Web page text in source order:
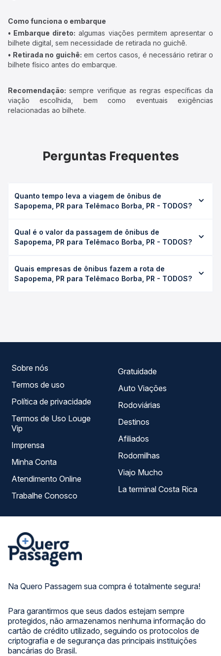
Como funciona o embarque
• Embarque direto: algumas viações permitem apresentar o
bilhete digital, sem necessidade de retirada no guichê.
• Retirada no guichê: em certos casos, é necessário retirar o
bilhete físico antes do embarque.
Recomendação: sempre verifique as regras específicas da
viação escolhida, bem como eventuais exigências
relacionadas ao bilhete.
Perguntas Frequentes
Quanto tempo leva a viagem de ônibus de
Sapopema, PR para Telêmaco Borba, PR - TODOS?
Borba, PR - TODOS leva em média 1h 25min, podendo
variar conforme a viação, o tipo de serviço (convencional,
duração exata de cada opção na data desejada.
Qual é o valor da passagem de ônibus de
Sapopema, PR para Telêmaco Borba, PR - TODOS?
Telêmaco Borba, PR - TODOS custa em média R$ 35,40 e
varia conforme a data da viagem, a empresa, o tipo de
Quais empresas de ônibus fazem a rota de
Sapopema, PR para Telêmaco Borba, PR - TODOS?
Na Quero Passagem sua compra é totalmente segura!
Para garantirmos que seus dados estejam sempre
protegidos, não armazenamos nenhuma informação do
cartão de crédito utilizado, seguindo os protocolos de
criptografia e de segurança das principais instituições
bancárias do Brasil.
Sobre nós
Termos de uso
Política de privacidade
Termos de Uso Louge
Vip
Imprensa
Minha Conta
Atendimento Online
Trabalhe Conosco
Gratuidade
Auto Viações
Rodoviárias
Destinos
Afiliados
Rodomilhas
Viajo Mucho
La terminal Costa Rica